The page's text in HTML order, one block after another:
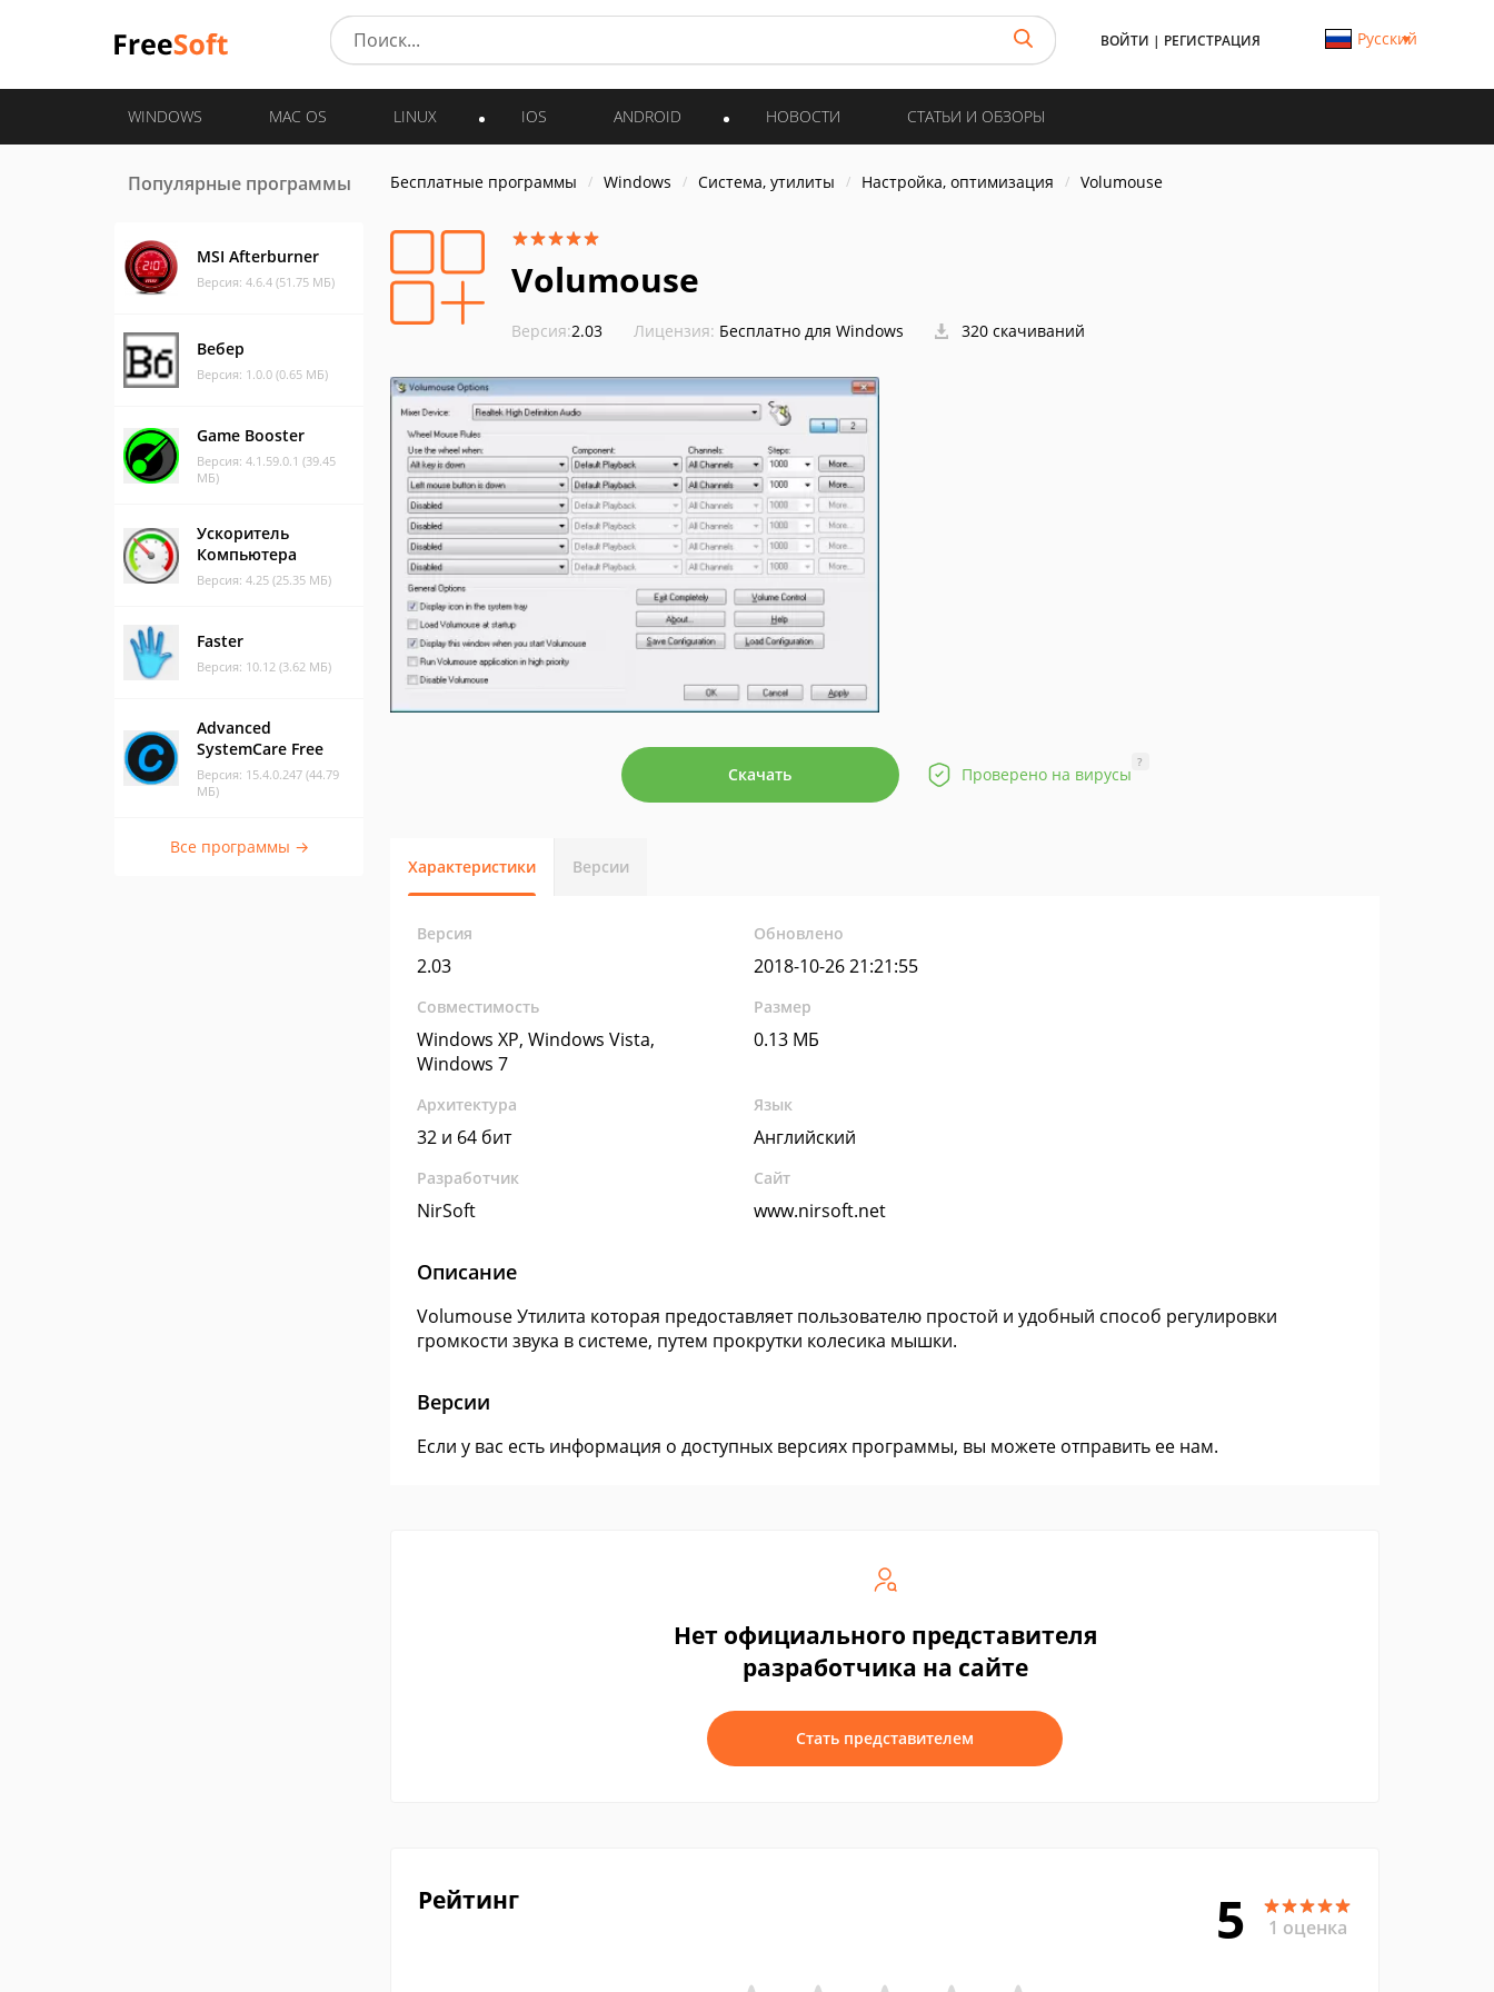
ВОЙТИ | РЕГИСТРАЦИЯ Русский
WINDOWS MAC OS LINUX IOS ANDROID НОВОСТИ СТАТЬИ И ОБЗОРЫ
Популярные программы
MSI Afterburner
Версия: 4.6.4 (51.75 МБ)
Вебер
Версия: 1.0.0 (0.65 МБ)
Game Booster
Версия: 4.1.59.0.1 (39.45
МБ)
Ускоритель
Компьютера
Версия: 4.25 (25.35 МБ)
Faster
Версия: 10.12 (3.62 МБ)
Advanced
SystemCare Free
Версия: 15.4.0.247 (44.79
МБ)
Все программы →
Бесплатные программы Windows Система, утилиты Настройка, оптимизация Volumouse
Volumouse
Версия:2.03 Лицензия: Бесплатно для Windows 320 скачиваний
Скачать Проверено на вирусы
?
Характеристики Версии
Версия
2.03
Обновлено
2018-10-26 21:21:55
Совместимость
Windows XP, Windows Vista,
Windows 7
Размер
0.13 МБ
Архитектура
32 и 64 бит
Язык
Английский
Разработчик
NirSoft
Сайт
www.nirsoft.net
Описание
Volumouse Утилита которая предоставляет пользователю простой и удобный способ регулировки
громкости звука в системе, путем прокрутки колесика мышки.
Версии
Если у вас есть информация о доступных версиях программы, вы можете отправить ее нам.
Нет официального представителя
разработчика на сайте
Стать представителем
Рейтинг 5 1 оценка